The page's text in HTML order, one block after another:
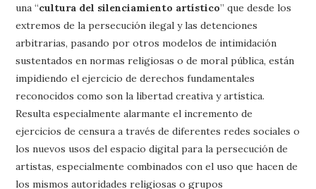
una “cultura del silenciamiento artístico” que desde los
extremos de la persecución ilegal y las detenciones
arbitrarias, pasando por otros modelos de intimidación
sustentados en normas religiosas o de moral pública, están
impidiendo el ejercicio de derechos fundamentales
reconocidos como son la libertad creativa y artística.
Resulta especialmente alarmante el incremento de
ejercicios de censura a través de diferentes redes sociales o
los nuevos usos del espacio digital para la persecución de
artistas, especialmente combinados con el uso que hacen de
los mismos autoridades religiosas o grupos